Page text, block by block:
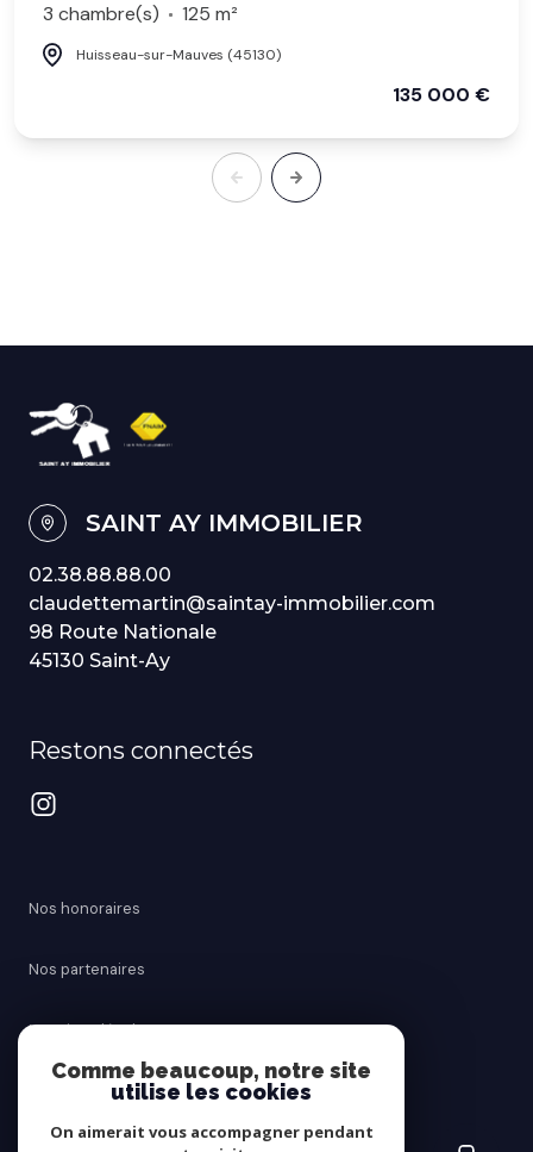
3 chambre(s)
125 m²
Huisseau-sur-Mauves (45130)
135 000 €
SAINT AY IMMOBILIER
02.38.88.88.00
claudettemartin@saintay-immobilier.com
98 Route Nationale
45130 Saint-Ay
Restons connectés
Nos honoraires
Nos partenaires
Mentions légales
Comme beaucoup, notre site
utilise les cookies
On aimerait vous accompagner pendant